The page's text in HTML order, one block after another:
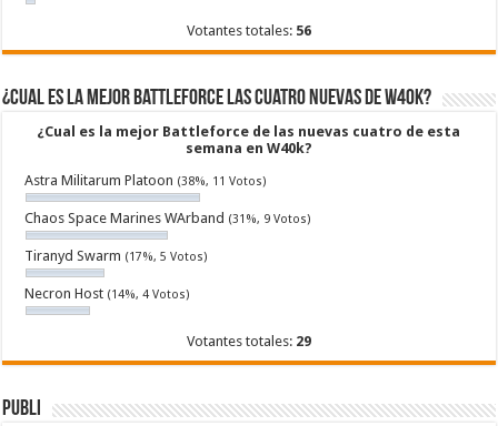
Votantes totales: 56
¿Cual es la mejor Battleforce las cuatro nuevas de W40k?
¿Cual es la mejor Battleforce de las nuevas cuatro de esta
semana en W40k?
Astra Militarum Platoon (38%, 11 Votos)
Chaos Space Marines WArband (31%, 9 Votos)
Tiranyd Swarm (17%, 5 Votos)
Necron Host (14%, 4 Votos)
Votantes totales: 29
Publi